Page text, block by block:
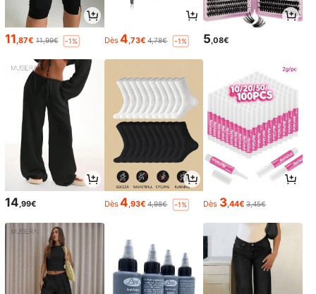
11,87€ 11,99€ -1% Dès4,73€ 4,78€ -1% 5,08€
14,99€ Dès4,93€ 4,98€ -1% Dès 3,44€ 3,45€